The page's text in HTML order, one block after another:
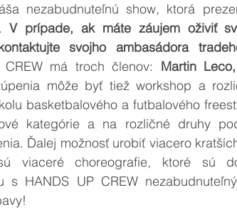
nezabudnuteľnú show, ktorá
V prípade, ak máte záujem oživiť
svojho ambasádora
má troch členov:
Martin
môže byť tiež workshop a
basketbalového a futbalového
kategórie a na rozličné druhy
Ďalej možnosť urobiť viacero
viaceré choreografie, ktoré sú
s HANDS UP CREW